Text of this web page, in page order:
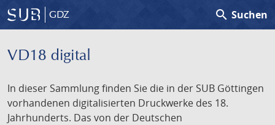
GDZ search Suchen
VD18 digital
In dieser Sammlung finden Sie die in der SUB Göttingen
vorhandenen digitalisierten Druckwerke des 18.
Jahrhunderts. Das von der Deutschen